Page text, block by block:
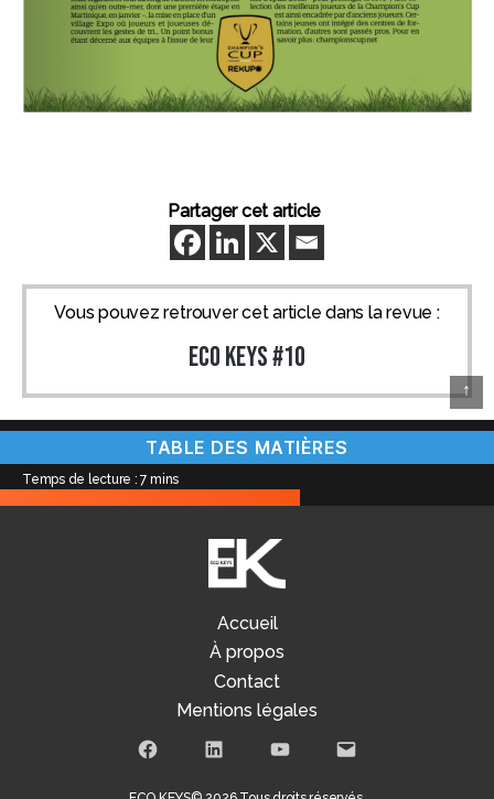
Partager cet article
Vous pouvez retrouver cet article dans la revue :
ECO KEYS #10
↑
TABLE DES MATIÈRES
Temps de lecture :7 mins
Accueil
À propos
Contact
Mentions légales
FacebookLinkedInYoutubeE-
mail